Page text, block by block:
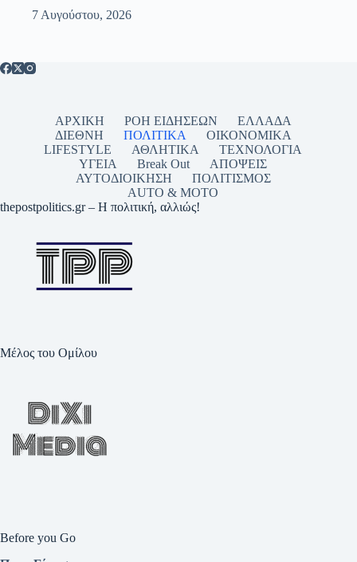
7 Αυγούστου, 2026
ΑΡΧΙΚΗ ΡΟΗ ΕΙΔΗΣΕΩΝ
ΕΛΛΑΔΑ
ΔΙΕΘΝΗ
ΠΟΛΙΤΙΚΑ
ΟΙΚΟΝΟΜΙΚΑ
LIFESTYLE
ΑΘΛΗΤΙΚΑ
ΤΕΧΝΟΛΟΓΙΑ
ΥΓΕΙΑ
Break Out
ΑΠΟΨΕΙΣ
ΑΥΤΟΔΙΟΙΚΗΣΗ
ΠΟΛΙΤΙΣΜΟΣ
AUTO & MOTO
thepostpolitics.gr – Η πολιτική, αλλιώς!
Μέλος του Ομίλου
Before you Go